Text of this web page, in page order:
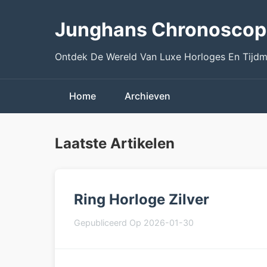
Junghans
Ontdek De Wereld Van Luxe Horloges En
Home Archieven
Laatste Artikelen
Ring Horloge Zilver
Gepubliceerd Op 2026-01-30